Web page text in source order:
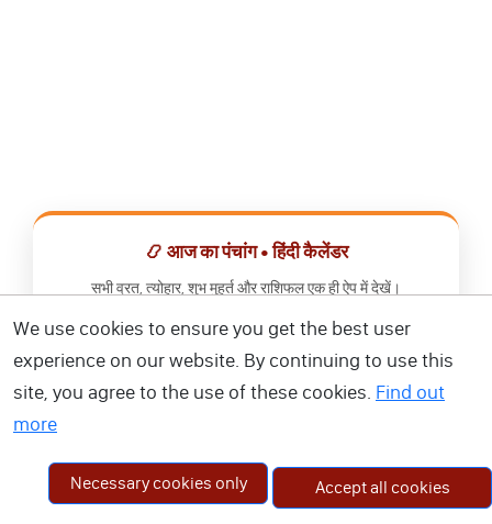
📿 आज का पंचांग • हिंदी कैलेंडर
सभी व्रत, त्योहार, शुभ मुहूर्त और राशिफल एक ही ऐप में देखें।
We use cookies to ensure you get the best user
experience on our website. By continuing to use this
site, you agree to the use of these cookies. Find out
more
Necessary cookies only Accept all cookies